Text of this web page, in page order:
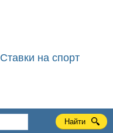
Ставки на спорт